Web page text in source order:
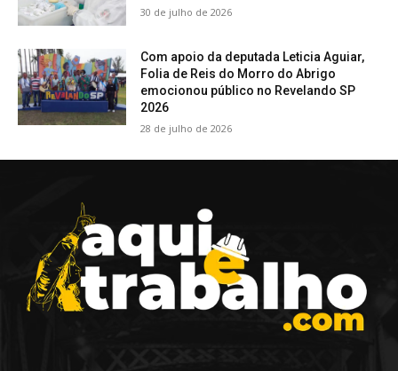
30 de julho de 2026
Com apoio da deputada Leticia Aguiar,
Folia de Reis do Morro do Abrigo
emocionou público no Revelando SP
2026
28 de julho de 2026